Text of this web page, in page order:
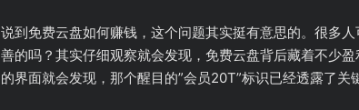
说到免费云盘如何赚钱，这个问题其实挺有意思的。很多
善的吗？其实仔细观察就会发现，免费云盘背后藏着不少
的界面就会发现，那个醒目的”会员20T”标识已经透露了